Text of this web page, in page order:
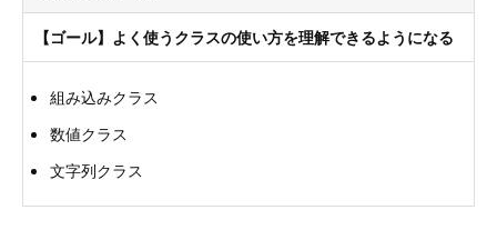
【ゴール】よく使うクラスの使い方を理解できるようになる
組み込みクラス
数値クラス
文字列クラス